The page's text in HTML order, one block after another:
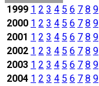
1999 1 2 3 4 5 6 7 8 9
2000 1 2 3 4 5 6 7 8 9
2001 1 2 3 4 5 6 7 8 9
2002 1 2 3 4 5 6 7 8 9
2003 1 2 3 4 5 6 7 8 9
2004 1 2 3 4 5 6 7 8 9